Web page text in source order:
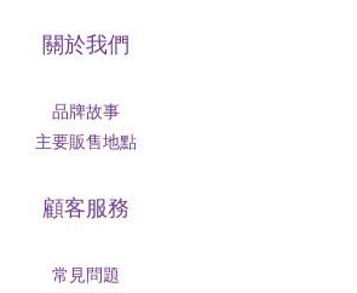
關於我們
品牌故事
主要販售地點
顧客服務
常見問題